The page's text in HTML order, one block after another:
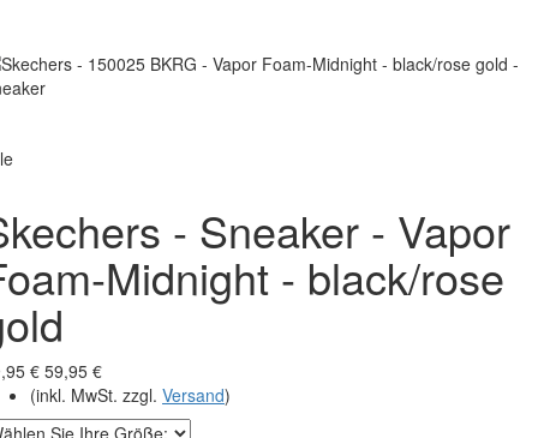
- Sneaker - Vapor
Midnight - black/rose
€ 59,95 €
(inkl. MwSt. zzgl. Versand)